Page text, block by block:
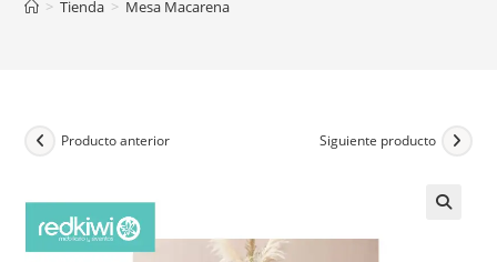
Contacto
> Tienda > Mesa Macarena
Producto anterior Siguiente producto